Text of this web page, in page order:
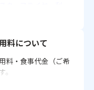
ェ
ブ九州
ン利用 ドライブ九
料について
料・食事代金（ご希